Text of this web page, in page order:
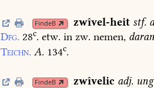
FindeB zwîvel-heit stf.
Dfg. 28c. etw. in zw. nemen,
Teichn. A. 134c.
FindeB zwîvelic adj.